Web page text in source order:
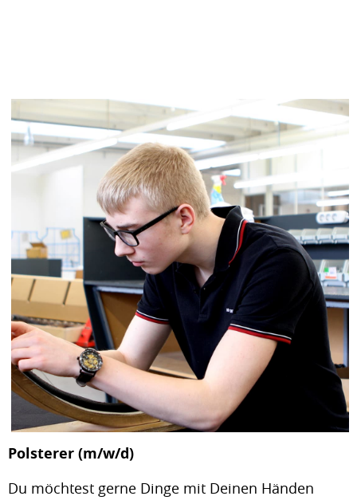
Polsterer (m/w/d)
Du möchtest gerne Dinge mit Deinen Händen